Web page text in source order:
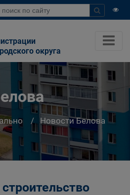
округа
Новости Белова